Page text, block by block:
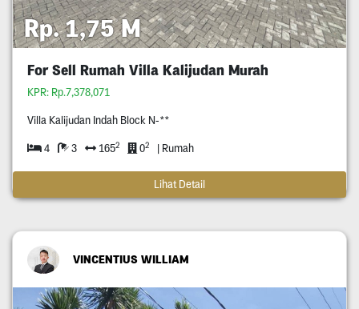
Rp. 1,75 M
For Sell Rumah Villa Kalijudan Murah
KPR: Rp.7,378,071
Villa Kalijudan Indah Block N-**
4 3 1652 02 | Rumah
Lihat Detail
VINCENTIUS WILLIAM